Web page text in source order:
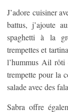
J’adore cuisiner
battus, j’ajoute
spaghetti à la
trempettes et
l’hummus Ail
trempette pour la
salade avec des
Sabra offre